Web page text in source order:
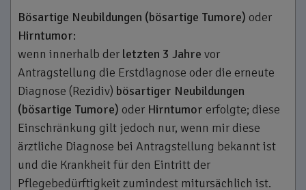
Bösartige Neubildungen (bösartige Tumore) oder
Hirntumor:
wenn innerhalb der letzten 3 Jahre vor
Antragstellung die Erstdiagnose oder die erneute
Diagnose (Rezidiv) bösartiger Neubildungen
(bösartige Tumore) oder Hirntumor erfolgte; diese
Einschränkung gilt jedoch nur, wenn mir diese
ärztliche Diagnose bei Antragstellung bekannt ist
und die Krankheit für den Eintritt der
Pflegebedürftigkeit zumindest mitursächlich ist.